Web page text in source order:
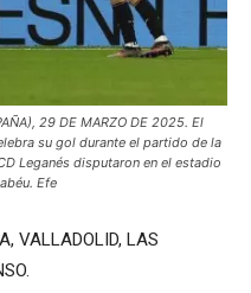
29 DE MARZO DE 2025. El
su gol durante el partido de la
Leganés disputaron en el estadio
Efe
VALLADOLID, LAS